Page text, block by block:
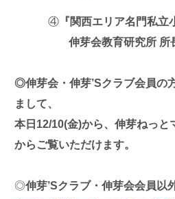
④ 『関西エリア名門私立
伸芽会教育研究所
◎伸芽会・伸芽’Sクラブ会員の
まして、
本日12/10(金)から、伸芽ねっと
からご覧いただけます。
◎伸芽’Sクラブ・伸芽会会員以